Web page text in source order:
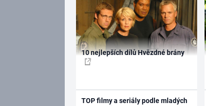
10 nejlepších dílů Hvězdné brány
TOP filmy a seriály podle mladých